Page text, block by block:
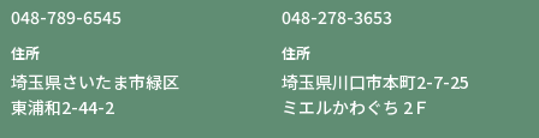
048-789-6545
住所
埼玉県さいたま市緑区
東浦和2-44-2
048-278-3653
住所
埼玉県川口市本町2-7-25
ミエルかわぐち 2Ｆ